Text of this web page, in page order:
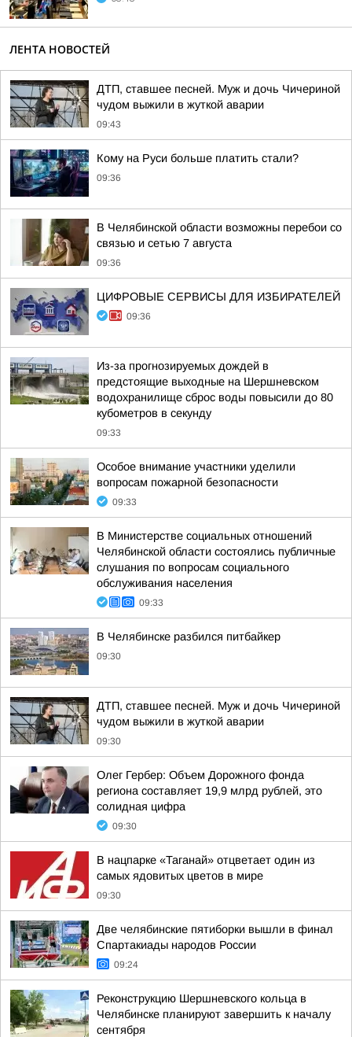
ЛЕНТА НОВОСТЕЙ
ДТП, ставшее песней. Муж и дочь Чичериной
чудом выжили в жуткой аварии
09:43
Кому на Руси больше платить стали?
09:36
В Челябинской области возможны перебои со
связью и сетью 7 августа
09:36
ЦИФРОВЫЕ СЕРВИСЫ ДЛЯ ИЗБИРАТЕЛЕЙ
09:36
Из-за прогнозируемых дождей в
предстоящие выходные на Шершневском
водохранилище сброс воды повысили до 80
кубометров в секунду
09:33
Особое внимание участники уделили
вопросам пожарной безопасности
09:33
В Министерстве социальных отношений
Челябинской области состоялись публичные
слушания по вопросам социального
обслуживания населения
09:33
В Челябинске разбился питбайкер
09:30
ДТП, ставшее песней. Муж и дочь Чичериной
чудом выжили в жуткой аварии
09:30
Олег Гербер: Объем Дорожного фонда
региона составляет 19,9 млрд рублей, это
солидная цифра
09:30
В нацпарке «Таганай» отцветает один из
самых ядовитых цветов в мире
09:30
Две челябинские пятиборки вышли в финал
Спартакиады народов России
09:24
Реконструкцию Шершневского кольца в
Челябинске планируют завершить к началу
сентября